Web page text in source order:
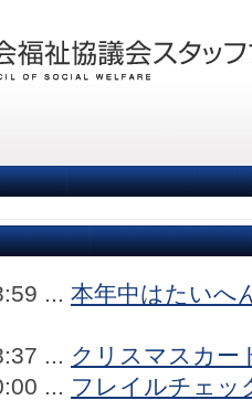
... 本年中はたいへ
... クリスマスカー
... フレイルチェッ